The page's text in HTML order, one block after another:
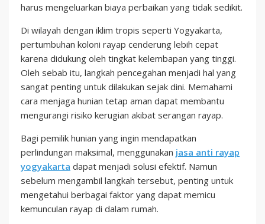
harus mengeluarkan biaya perbaikan yang tidak sedikit.
Di wilayah dengan iklim tropis seperti Yogyakarta,
pertumbuhan koloni rayap cenderung lebih cepat
karena didukung oleh tingkat kelembapan yang tinggi.
Oleh sebab itu, langkah pencegahan menjadi hal yang
sangat penting untuk dilakukan sejak dini. Memahami
cara menjaga hunian tetap aman dapat membantu
mengurangi risiko kerugian akibat serangan rayap.
Bagi pemilik hunian yang ingin mendapatkan
perlindungan maksimal, menggunakan jasa anti rayap
yogyakarta dapat menjadi solusi efektif. Namun
sebelum mengambil langkah tersebut, penting untuk
mengetahui berbagai faktor yang dapat memicu
kemunculan rayap di dalam rumah.